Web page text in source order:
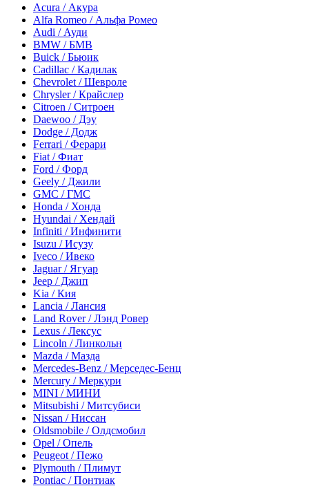
Acura / Акура
Alfa Romeo / Альфа Ромео
Audi / Ауди
BMW / БМВ
Buick / Бьюик
Cadillac / Кадилак
Chevrolet / Шевроле
Chrysler / Крайслер
Citroen / Ситроен
Daewoo / Дэу
Dodge / Додж
Ferrari / Ферари
Fiat / Фиат
Ford / Форд
Geely / Джили
GMC / ГМС
Honda / Хонда
Hyundai / Хендай
Infiniti / Инфинити
Isuzu / Исузу
Iveco / Ивеко
Jaguar / Ягуар
Jeep / Джип
Kia / Кия
Lancia / Лансия
Land Rover / Лэнд Ровер
Lexus / Лексус
Lincoln / Линкольн
Mazda / Мазда
Mercedes-Benz / Мерседес-Бенц
Mercury / Меркури
MINI / МИНИ
Mitsubishi / Митсубиси
Nissan / Ниссан
Oldsmobile / Олдсмобил
Opel / Опель
Peugeot / Пежо
Plymouth / Плимут
Pontiac / Понтиак